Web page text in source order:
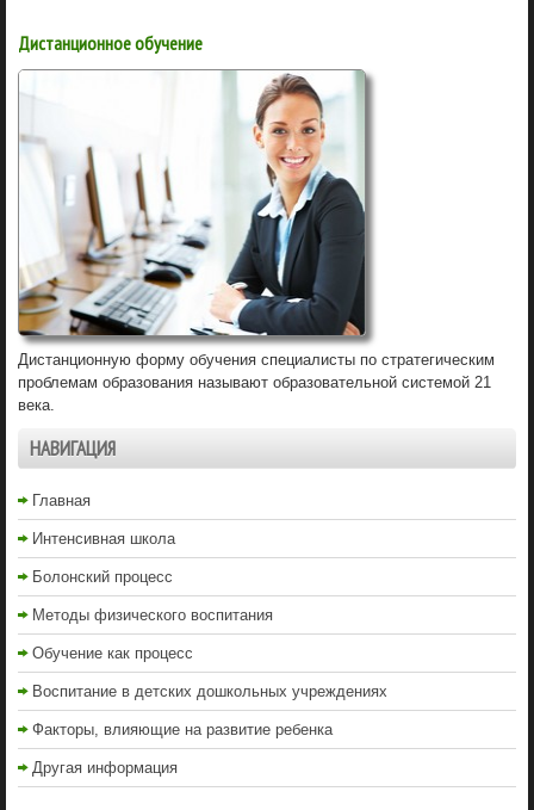
Дистанционное обучение
Дистанционную форму обучения специалисты по стратегическим
проблемам образования называют образовательной системой 21
века.
НАВИГАЦИЯ
Главная
Интенсивная школа
Болонский процесс
Методы физического воспитания
Обучение как процесс
Воспитание в детских дошкольных учреждениях
Факторы, влияющие на развитие ребенка
Другая информация